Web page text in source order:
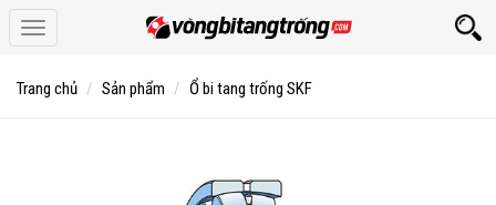
Toggle
navigation
Trang chủ
Sản phẩm Ổ bi tang trống SKF